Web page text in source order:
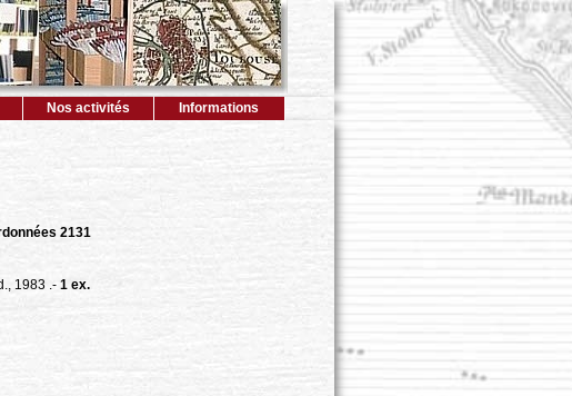
Nos activités Informations
2131
1983 .- 1 ex.